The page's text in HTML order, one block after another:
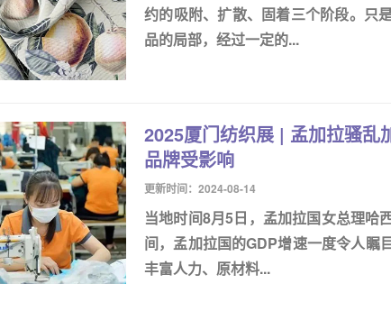
约的吸附、扩散、固着三个阶段。只
品的局部，经过一定的...
2025厦门纺织展 | 孟加拉骚乱
品牌受影响
更新时间：2024-08-14
当地时间8月5日，孟加拉国女总理哈
间，孟加拉国的GDP增速一度令人瞩
丰富人力、原材料...